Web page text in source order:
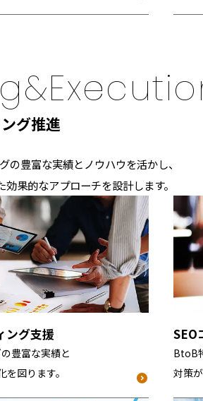
グ推進
の豊富な実績とノウハウを活かし、
果的なアプローチを設計します。
ング支援
豊富な実績と
図ります。
SEO
BtoB
対策